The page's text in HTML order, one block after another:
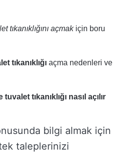
tıkanıklığını açmakiçin boru
tıkanıklığı açma nedenleri ve
tuvalet tıkanıklığı nasıl açılır
bilgi almak için
taleplerinizi